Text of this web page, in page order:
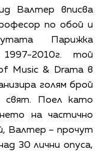
Валтер вписва
по обой и
Парижка
2010г. той
Music & Drama в
голям брой
свят. Поел като
на частично
Валтер – прочут
30 лични опуса,